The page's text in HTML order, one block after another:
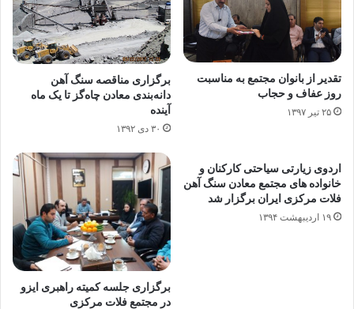
تقدیر از بانوان مجتمع به مناسبت
روز عفاف و حجاب
۲۵ تیر ۱۳۹۷
برگزاری مناقصه سنگ آهن
دانه‌بندی معادن چاه‌گز تا یک ماه
آینده
۳۰ دی ۱۳۹۲
اردوی زیارتی سیاحتی کارکنان و
خانواده های مجتمع معادن سنگ آهن
فلات مرکزی ایران برگزار شد
۱۹ اردیبهشت ۱۳۹۴
برگزاری جلسه کمیته راهبری ایزو
در مجتمع فلات مرکزی